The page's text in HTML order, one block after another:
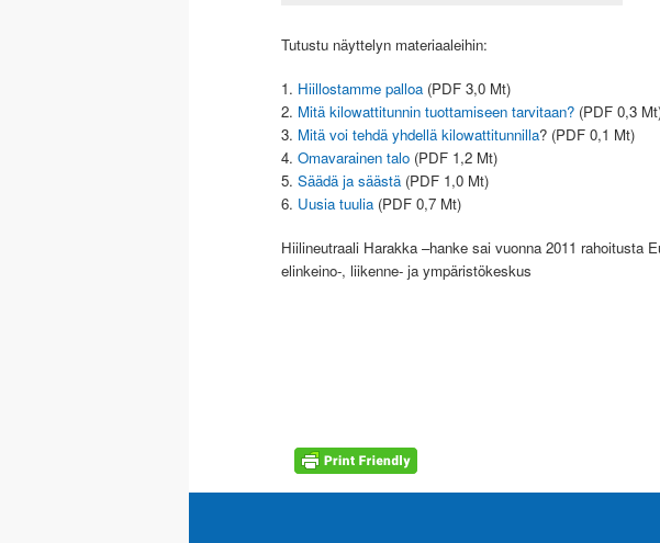
Tutustu näyttelyn materiaaleihin:
1. Hiillostamme palloa(PDF 3,0 Mt)
2. Mitä kilowattitunnin tuottamiseen tarvitaan?(PDF 0,3
3. Mitä voi tehdä yhdellä kilowattitunnilla? (PDF 0,1 Mt)
4. Omavarainen talo(PDF 1,2 Mt)
5. Säädä ja säästä(PDF 1,0 Mt)
6. Uusia tuulia(PDF 0,7 Mt)
Hiilineutraali Harakka –hanke sai vuonna 2011 rahoitusta
elinkeino-, liikenne- ja ympäristökeskus